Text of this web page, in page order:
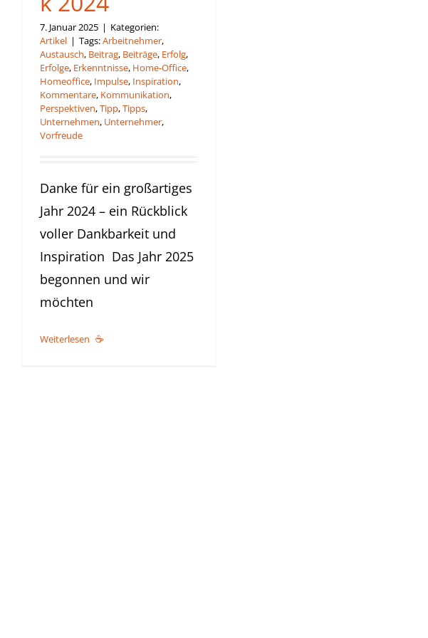
7. Januar 2025 | Kategorien:
Artikel | Tags:Arbeitnehmer,
Austausch, Beitrag, Beiträge, Erfolg,
Erfolge, Erkenntnisse, Home-Office,
Homeoffice, Impulse, Inspiration,
Kommentare, Kommunikation,
Perspektiven,Tipp,Tipps,
Unternehmen, Unternehmer,
Vorfreude
Danke für ein großartiges
Jahr 2024 – ein Rückblick
voller Dankbarkeit und
Inspiration Das Jahr 2025
begonnen und wir
möchten
Weiterlesen